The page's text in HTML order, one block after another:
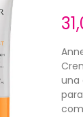
una